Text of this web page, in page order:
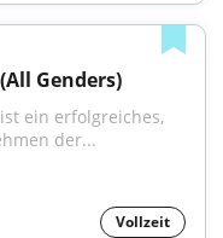
Genders)
ein erfolgreiches,
der...
Vollzeit